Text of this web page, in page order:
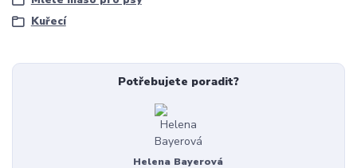
Kuřecí
Potřebujete poradit?
Helena Bayerová